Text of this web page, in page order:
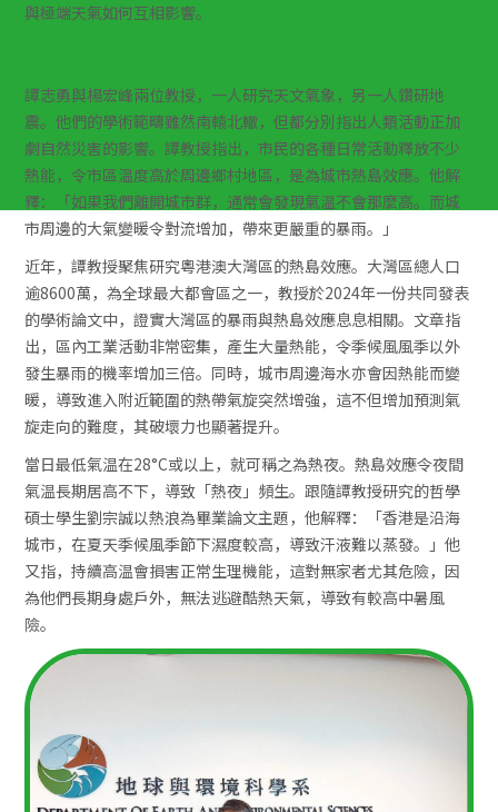
與極端天氣如何互相影響。
譚志勇與楊宏峰兩位教授，一人研究天文氣象，另一人鑽研地
震。他們的學術範疇雖然南轅北轍，但都分別指出人類活動正加
劇自然災害的影響。譚教授指出，市民的各種日常活動釋放不少
熱能，令市區温度高於周邊鄉村地區，是為城市熱島效應。他解
釋：「如果我們離開城市群，通常會發現氣温不會那麼高。而城
市周邊的大氣變暖令對流增加，帶來更嚴重的暴雨。」
近年，譚教授聚焦研究粵港澳大灣區的熱島效應。大灣區總人口
逾8600萬，為全球最大都會區之一，教授於2024年一份共同發表
的學術論文中，證實大灣區的暴雨與熱島效應息息相關。文章指
出，區內工業活動非常密集，產生大量熱能，令季候風風季以外
發生暴雨的機率增加三倍。同時，城市周邊海水亦會因熱能而變
暖，導致進入附近範圍的熱帶氣旋突然增強，這不但增加預測氣
旋走向的難度，其破壞力也顯著提升。
當日最低氣温在28°C或以上，就可稱之為熱夜。熱島效應令夜間
氣温長期居高不下，導致「熱夜」頻生。跟隨譚教授研究的哲學
碩士學生劉宗誠以熱浪為畢業論文主題，他解釋：「香港是沿海
城市，在夏天季候風季節下濕度較高，導致汗液難以蒸發。」他
又指，持續高温會損害正常生理機能，這對無家者尤其危險，因
為他們長期身處戶外，無法逃避酷熱天氣，導致有較高中暑風
險。